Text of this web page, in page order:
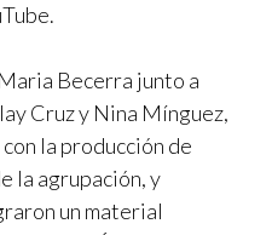
Becerra junto a
Cruz y Nina Mínguez,
con la producción de
la agrupación, y
un material